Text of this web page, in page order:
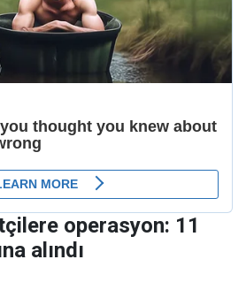
operasyon: 11
alındı